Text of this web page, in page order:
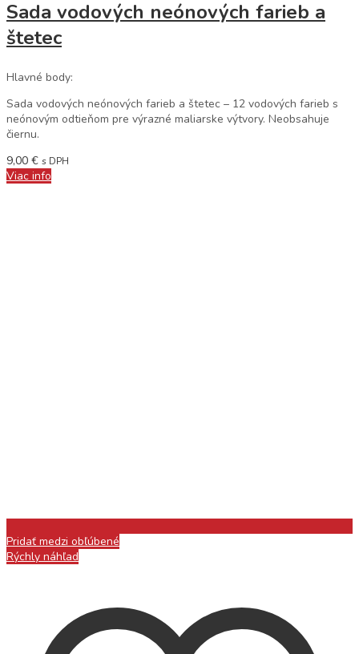
Sada vodových neónových farieb a
štetec
Hlavné body:
Sada vodových neónových farieb a štetec – 12 vodových farieb s
neónovým odtieňom pre výrazné maliarske výtvory. Neobsahuje
čiernu.
9,00 € s DPH
Viac info
Pridať medzi obľúbené
Rýchly náhľad